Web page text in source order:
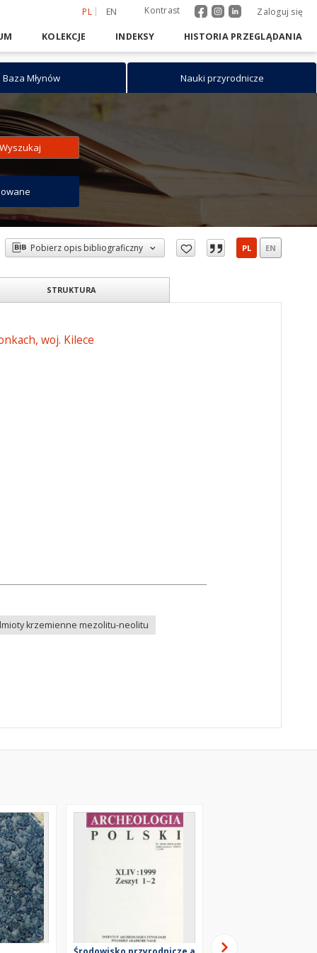
PL EN Kontrast Zaloguj się
KOLEKCJE INDEKSY HISTORIA PRZEGLĄDANIA
Baza Młynów Nauki przyrodnicze
Wyszukaj
Pobierz opis bibliograficzny PL EN
STRUKTURA
woj. Kilece
krzemienne mezolitu-neolitu